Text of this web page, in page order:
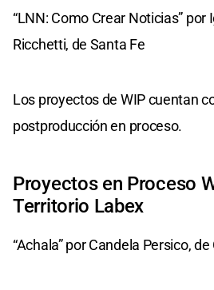
“LNN: Como Crear Noticias” por
Ricchetti, de Santa Fe
Los proyectos de WIP cuentan
postproducción en proceso.
Proyectos en Proceso
Territorio Labex
“Achala” por Candela Persico,